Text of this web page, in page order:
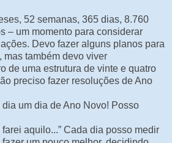
52 semanas, 365 dias, 8.760
– um momento para considerar
Devo fazer alguns planos para
mas também devo viver
de uma estrutura de vinte e quatro
preciso fazer resoluções de Ano
um dia de Ano Novo! Posso
aquilo...” Cada dia posso medir